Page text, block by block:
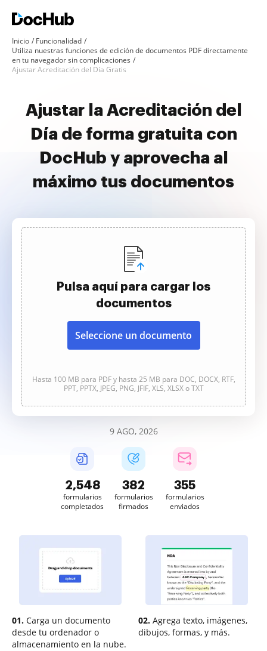
Inicio
Funcionalidad
Utiliza nuestras funciones de edición de documentos PDF directamente
en tu navegador sin complicaciones
Ajustar Acreditación del Día Gratis
Ajustar la Acreditación del
Día de forma gratuita con
DocHub y aprovecha al
máximo tus documentos
Pulsa aquí para cargar los
documentos
Seleccione un documento
Hasta 100 MB para PDF y hasta 25 MB para DOC, DOCX, RTF,
PPT, PPTX, JPEG, PNG, JFIF, XLS, XLSX o TXT
9 AGO, 2026
2,549
formularios
completados
382
formularios
firmados
355
formularios
enviados
01. Carga un documento
desde tu ordenador o
almacenamiento en la nube.
02. Agrega texto, imágenes,
dibujos, formas, y más.